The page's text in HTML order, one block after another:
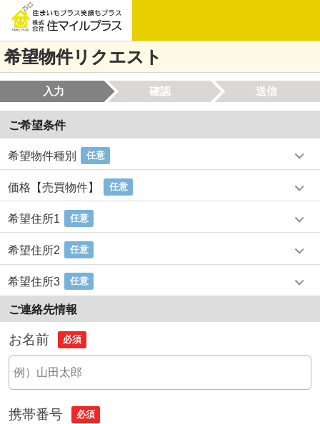
希望物件リクエスト
入力 確認 送信
ご希望条件
希望物件種別 任意
価格【売買物件】 任意
希望住所1 任意
希望住所2 任意
希望住所3 任意
ご連絡先情報
お名前 必須
携帯番号 必須